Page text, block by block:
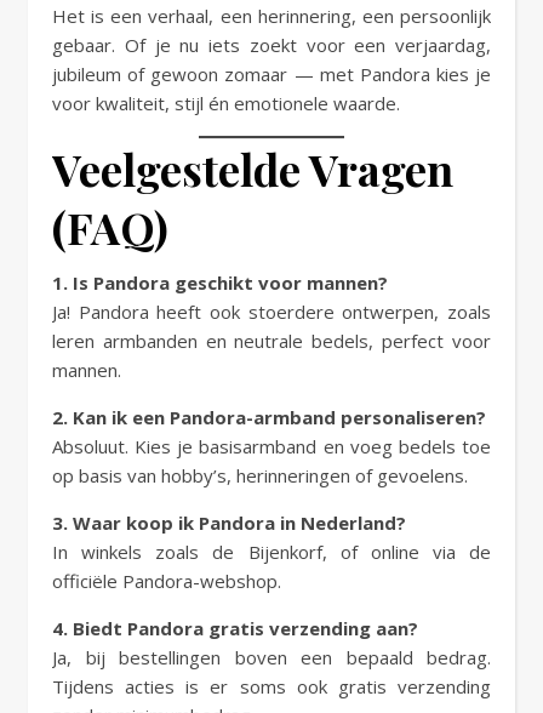
Het is een verhaal, een herinnering, een persoonlijk
gebaar. Of je nu iets zoekt voor een verjaardag,
jubileum of gewoon zomaar — met Pandora kies je
voor kwaliteit, stijl én emotionele waarde.
Veelgestelde Vragen
(FAQ)
1. Is Pandora geschikt voor mannen?
Ja! Pandora heeft ook stoerdere ontwerpen, zoals
leren armbanden en neutrale bedels, perfect voor
mannen.
2. Kan ik een Pandora-armband personaliseren?
Absoluut. Kies je basisarmband en voeg bedels toe
op basis van hobby’s, herinneringen of gevoelens.
3. Waar koop ik Pandora in Nederland?
In winkels zoals de Bijenkorf, of online via de
officiële Pandora-webshop.
4. Biedt Pandora gratis verzending aan?
Ja, bij bestellingen boven een bepaald bedrag.
Tijdens acties is er soms ook gratis verzending